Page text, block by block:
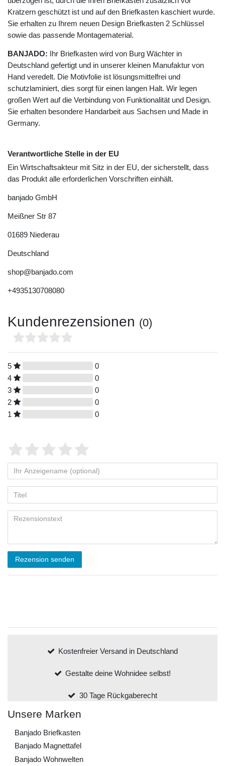
Kratzern geschützt ist und auf den Briefkasten kaschiert wurde.
Sie erhalten zu Ihrem neuen Design Briefkasten 2 Schlüssel
sowie das passende Montagematerial.
BANJADO: Ihr Briefkasten wird von Burg Wächter in
Deutschland gefertigt und in unserer kleinen Manufaktur von
Hand veredelt. Die Motivfolie ist lösungsmittelfrei und
schutzlaminiert, dies sorgt für einen langen Halt. Wir legen
großen Wert auf die Verbindung von Funktionalität und Design.
Sie erhalten besondere Handarbeit aus Sachsen und Made in
Germany.
Verantwortliche Stelle in der EU
Ein Wirtschaftsakteur mit Sitz in der EU, der sicherstellt, dass
das Produkt alle erforderlichen Vorschriften einhält.
banjado GmbH
Meißner Str 87
01689 Niederau
Deutschland
shop@banjado.com
+4935130708080
Kundenrezensionen (0)
5
0
4
0
3
0
2
0
1
0
Rezension senden
Kostenfreier Versand in Deutschland
Gestalte deine Wohnidee selbst!
30 Tage Rückgaberecht
Unsere Marken
Banjado Briefkasten
Banjado Magnettafel
Banjado Wohnwelten